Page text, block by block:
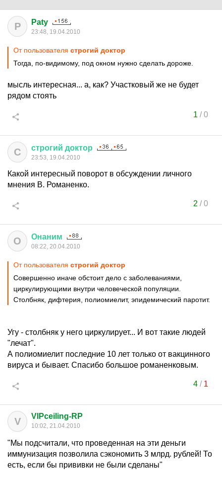
P Paty
23:48, 19.04.2010
От пользователя строгий доктор
Тогда, по-видимому, под окном нужно сделать дороже.
мысль интересная... а, как? Участковый же не будет
рядом стоять
1 /0
С строгий доктор
23:53, 19.04.2010
Какой интересный поворот в обсуждении личного
мнения В. Романенко.
2 /0
О Онаним
08:22, 20.04.2010
От пользователя строгий доктор
Совершенно иначе обстоит дело с заболеваниями,
циркулирующими внутри человеческой популяции.
Столбняк, дифтерия, полиомиелит, эпидемический паротит.
Угу - столбняк у него циркулирует... И вот такие людей
"лечат".
А полиомиелит последние 10 лет только от вакцинного
вируса и бывает. Спасибо большое романенковым.
4/ 1
V VIPceiling-RP
10:02, 21.04.2010
"Мы подсчитали, что проведенная на эти деньги
иммунизация позволила сэкономить 3 млрд. рублей! То
есть, если бы прививки не были сделаны"